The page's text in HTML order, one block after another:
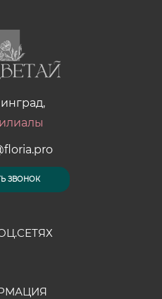
ЗВОНОК